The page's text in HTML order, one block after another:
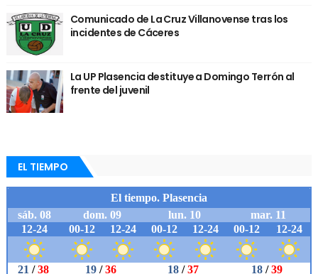
Comunicado de La Cruz Villanovense tras los
incidentes de Cáceres
La UP Plasencia destituye a Domingo Terrón al
frente del juvenil
EL TIEMPO